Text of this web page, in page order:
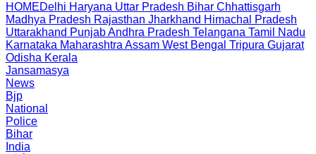
HOMEDelhi Haryana Uttar Pradesh Bihar Chhattisgarh
Madhya Pradesh Rajasthan Jharkhand Himachal Pradesh
Uttarakhand PunjabAndhra Pradesh Telangana Tamil Nadu
Karnataka Maharashtra Assam West Bengal Tripura Gujarat
Odisha Kerala
Jansamasya
News
Bjp
National
Police
Bihar
India